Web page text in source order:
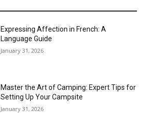
Expressing Affection in French: A
Language Guide
January 31, 2026
Master the Art of Camping: Expert Tips for
Setting Up Your Campsite
January 31, 2026